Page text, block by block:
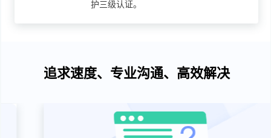
护三级认证。
追求速度、专业沟通、高效解决